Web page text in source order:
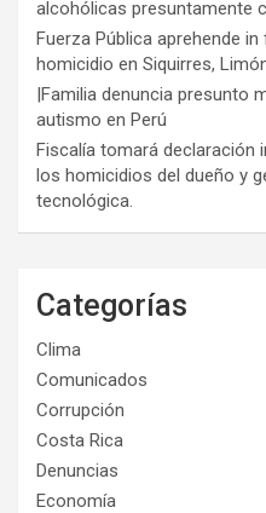
alcohólicas presuntamente
Fuerza Pública aprehende
homicidio en Siquirres,
|Familia denuncia presunto
autismo en Perú
Fiscalía tomará declaración
los homicidios del dueño y
tecnológica.
Categorías
Clima
Comunicados
Corrupción
Costa Rica
Denuncias
Economía